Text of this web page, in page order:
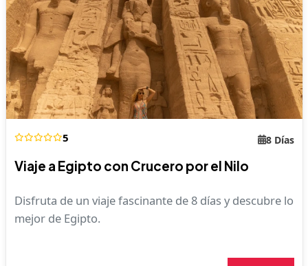
5 8 Días
Viaje a Egipto con Crucero por el Nilo
Disfruta de un viaje fascinante de 8 días y descubre lo
mejor de Egipto.